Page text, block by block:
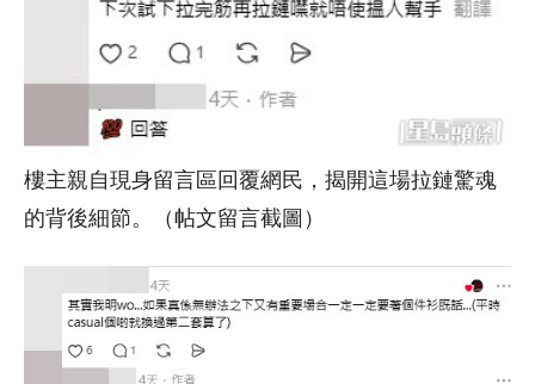
樓主親自現身留言區回覆網民，揭開這場拉鏈驚魂
的背後細節。（帖文留言截圖）